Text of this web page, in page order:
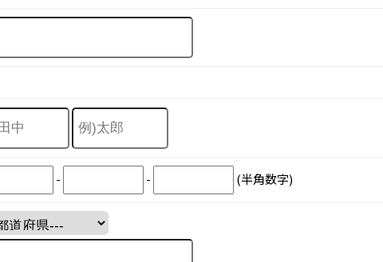
- - (半角数字)